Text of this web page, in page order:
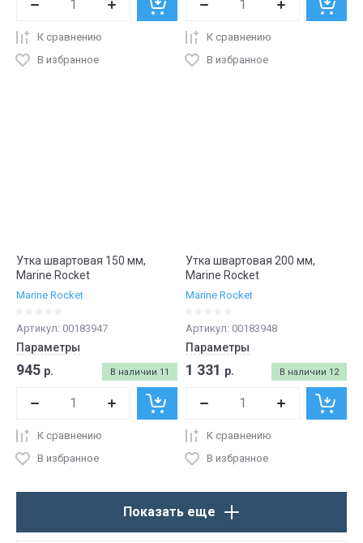
К сравнению
В избранное
К сравнению
В избранное
Утка швартовая 150 мм,
Marine Rocket
Marine Rocket
Артикул: 00183947
Параметры
В наличии 11
945 р.
К сравнению
В избранное
Утка швартовая 200 мм,
Marine Rocket
Marine Rocket
Артикул: 00183948
Параметры
В наличии 12
1 331 р.
К сравнению
В избранное
Показать еще